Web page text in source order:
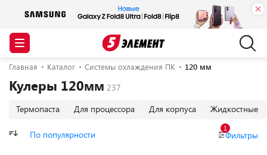
Главная Каталог Системы охлаждения ПК 120 мм
Кулеры 120мм
Термопаста Для процессора Для корпуса Жидкостные
По популярности Фильтры
1